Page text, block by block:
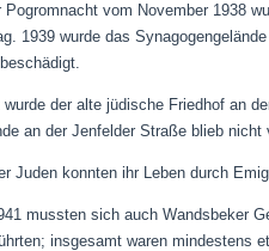
Pogromnacht vom November 1938
1939 wurde das
der alte jüdische Friedhof an
an der Jenfelder Straße blieb
Juden konnten ihr Leben durch
mussten sich auch Wandsbeker
insgesamt waren mindestens